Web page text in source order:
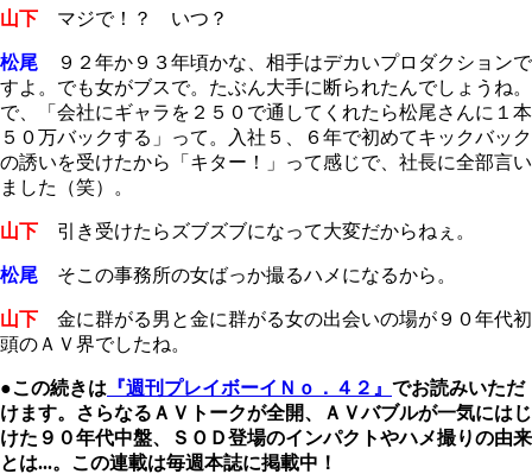
山下 マジで！？ いつ？
松尾 ９２年か９３年頃かな、相手はデカいプロダクションで
すよ。でも女がブスで。たぶん大手に断られたんでしょうね。
で、「会社にギャラを２５０で通してくれたら松尾さんに１本
５０万バックする」って。入社５、６年で初めてキックバック
の誘いを受けたから「キター！」って感じで、社長に全部言い
ました（笑）。
山下 引き受けたらズブズブになって大変だからねぇ。
松尾 そこの事務所の女ばっか撮るハメになるから。
山下 金に群がる男と金に群がる女の出会いの場が９０年代初
頭のＡＶ界でしたね。
●この続きは 『週刊プレイボーイＮｏ．４２』 でお読みいただ
けます。さらなるＡＶトークが全開、ＡＶバブルが一気にはじ
けた９０年代中盤、ＳＯＤ登場のインパクトやハメ撮りの由来
とは...。この連載は毎週本誌に掲載中！